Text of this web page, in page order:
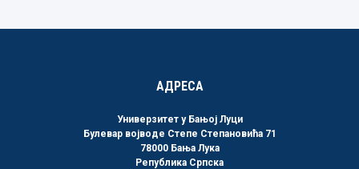
АДРЕСА
Универзитет у Бањој Луци
Булевар војводе Степе Степановића 71
78000 Бања Лука
Република Српска